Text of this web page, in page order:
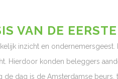
VAN DE
inzicht en
Hierdoor konden beleggers
dag is de Amsterdamse